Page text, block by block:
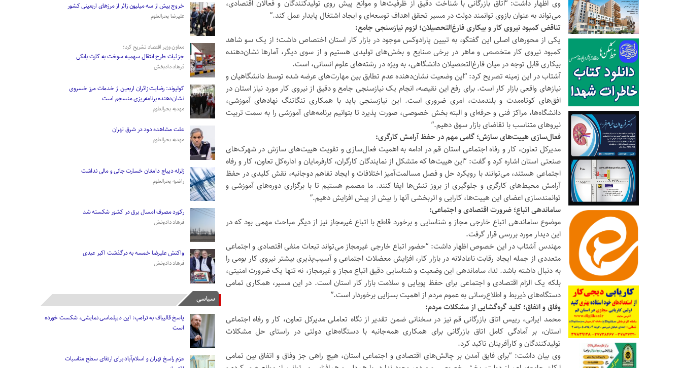
وی اظهار داشت: “اتاق بازرگانی با شناخت دقیق از ظرفیت‌ها و موانع پیش روی تولیدکنندگان و فعالان اقتصادی،
می‌تواند به عنوان بازوی توانمند دولت در مسیر تحقق اهداف توسعه‌ای و ایجاد اشتغال پایدار عمل کند.”
تناقض کمبود نیروی کار و بیکاری فارغ‌التحصیلان؛ لزوم نیازسنجی جامع:
یکی از محورهای اصلی این گفتگو، به تبیین پارادوکس موجود در بازار کار استان اختصاص داشت؛ از یک سو شاهد
کمبود نیروی کار متخصص و ماهر در برخی صنایع و بخش‌های تولیدی هستیم و از سوی دیگر، آمارها نشان‌دهنده
بیکاری قابل توجه در میان فارغ‌التحصیلان دانشگاهی، به ویژه در رشته‌های علوم انسانی، است.
آشتاب در این زمینه تصریح کرد: “این وضعیت نشان‌دهنده عدم تطابق بین مهارت‌های عرضه شده توسط دانشگاهیان و
نیازهای واقعی بازار کار است. برای رفع این نقیصه، انجام یک نیازسنجی جامع و دقیق از نیروی کار مورد نیاز استان در
افق‌های کوتاه‌مدت و بلندمدت، امری ضروری است. این نیازسنجی باید با همکاری تنگاتنگ نهادهای آموزشی،
دانشگاه‌ها، مراکز فنی و حرفه‌ای و البته بخش خصوصی، صورت پذیرد تا بتوانیم برنامه‌های آموزشی را به سمت تربیت
نیروهای متناسب با تقاضای بازار سوق دهیم.”
فعال‌سازی هییت‌های سازش؛ گامی مهم در حفظ آرامش کارگری:
مدیرکل تعاون، کار و رفاه اجتماعی استان قم در ادامه به اهمیت فعال‌سازی و تقویت هییت‌های سازش در شهرک‌های
صنعتی استان اشاره کرد و گفت: “این هییت‌ها که متشکل از نمایندگان کارگران، کارفرمایان و اداره‌کل تعاون، کار و رفاه
اجتماعی هستند، می‌توانند با رویکرد حل و فصل مسالمت‌آمیز اختلافات و ایجاد تفاهم دوجانبه، نقش کلیدی در حفظ
آرامش محیط‌های کارگری و جلوگیری از بروز تنش‌ها ایفا کنند. ما مصمم هستیم تا با برگزاری دوره‌های آموزشی و
توانمندسازی اعضای این هییت‌ها، کارایی و اثربخشی آنها را بیش از پیش افزایش دهیم.”
ساماندهی اتباع؛ ضرورت اقتصادی و اجتماعی:
موضوع ساماندهی اتباع خارجی مجاز و شناسایی و برخورد قاطع با اتباع غیرمجاز نیز از دیگر مباحث مهمی بود که در
این دیدار مورد بررسی قرار گرفت.
مهندس آشتاب در این خصوص اظهار داشت: “حضور اتباع خارجی غیرمجاز می‌تواند تبعات منفی اقتصادی و اجتماعی
متعددی از جمله ایجاد رقابت ناعادلانه در بازار کار، افزایش معضلات اجتماعی و آسیب‌پذیری بیشتر نیروی کار بومی را
به دنبال داشته باشد. لذا، ساماندهی این وضعیت و شناسایی دقیق اتباع مجاز و غیرمجاز، نه تنها یک ضرورت امنیتی،
بلکه یک الزام اقتصادی و اجتماعی برای حفظ پویایی و سلامت بازار کار استان است. در این مسیر، همکاری تمامی
دستگاه‌های ذیربط و اطلاع‌رسانی به عموم مردم از اهمیت بسزایی برخوردار است.”
وفاق و اتفاق؛ کلید گره‌گشایی از مشکلات مردم:
محمد ایرانی، رییس اتاق بازرگانی قم نیز در سخنانی ضمن تقدیر از نگاه تعاملی مدیرکل تعاون، کار و رفاه اجتماعی
استان، بر آمادگی کامل اتاق بازرگانی برای همکاری همه‌جانبه با دستگاه‌های دولتی در راستای حل مشکلات
تولیدکنندگان و کارآفرینان تاکید کرد.
وی بیان داشت: “برای فایق آمدن بر چالش‌های اقتصادی و اجتماعی استان، هیچ راهی جز وفاق و اتفاق بین تمامی
­خروج بیش از سه میلیون زائر از مرز‌های اربعینی کشور
علیرضا بحرالعلوم
معاون وزیر اقتصاد تشریح کرد؛
جزئیات طرح انتقال سهمیه سوخت به کارت بانکی
فرهاد دادبخش
کولیوند: رضایت زائران اربعین از خدمات مرز خسروی
نشان‌دهنده برنامه‌ریزی منسجم است
مهدیه بحرالعلوم
علت مشاهده دود در شرق تهران
مهدیه بحرالعلوم
زلزله دیباج دامغان خسارت جانی و مالی نداشت
راضیه بحرالعلوم
رکورد مصرف امسال برق در کشور شکسته شد
فرهاد دادبخش
واکنش علیرضا خمسه به درگذشت اکبر عبدی
فرهاد دادبخش
سیاسی
پاسخ قالیباف به ترامپ: این دیپلماسی نمایشی، شکست خورده
است
عزم راسخ تهران و اسلام‌آباد برای ارتقای سطح مناسبات